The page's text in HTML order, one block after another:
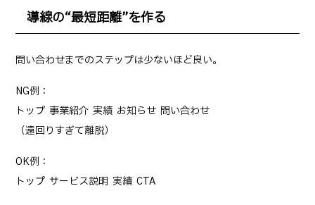
導線の“最短距離”を作る
問い合わせまでのステップは少ないほど良い。
NG例：
トップ → 事業紹介 → 実績 → お知らせ → 問い合わせ
（遠回りすぎて離脱）
OK例：
トップ → サービス説明 → 実績 → CTA